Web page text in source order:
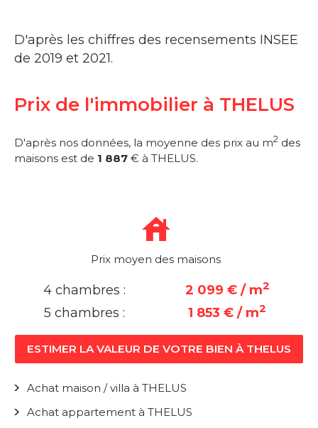
D'après les chiffres des recensements INSEE
de 2019 et 2021.
Prix de l'immobilier à THELUS
D'après nos données, la moyenne des prix au m2 des
maisons est de 1 887 € à THELUS.
Prix moyen des maisons
4 chambres : 2 099 € / m2
5 chambres : 1 853 € / m2
ESTIMER LA VALEUR DE VOTRE BIEN À THELUS
Achat maison / villa à THELUS
Achat appartement à THELUS